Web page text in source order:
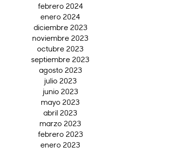
febrero 2024
enero 2024
diciembre 2023
noviembre 2023
octubre 2023
septiembre 2023
agosto 2023
julio 2023
junio 2023
mayo 2023
abril 2023
marzo 2023
febrero 2023
enero 2023